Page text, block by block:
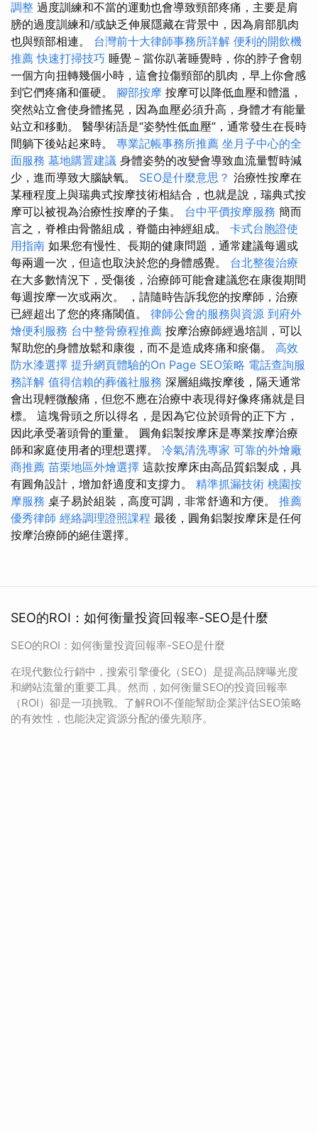
調整 過度訓練和不當的運動也會導致頸部疼痛，主要是肩
膀的過度訓練和/或缺乏伸展隱藏在背景中，因為肩部肌肉
也與頸部相連。 台灣前十大律師事務所詳解 便利的開飲機
推薦 快速打掃技巧 睡覺－當你趴著睡覺時，你的脖子會朝
一個方向扭轉幾個小時，這會拉傷頸部的肌肉，早上你會感
到它們疼痛和僵硬。 腳部按摩 按摩可以降低血壓和體溫，
突然站立會使身體搖晃，因為血壓必須升高，身體才有能量
站立和移動。 醫學術語是“姿勢性低血壓”，通常發生在長時
間躺下後站起來時。 專業記帳事務所推薦 坐月子中心的全
面服務 墓地購置建議 身體姿勢的改變會導致血流量暫時減
少，進而導致大腦缺氧。 SEO是什麼意思？ 治療性按摩在
某種程度上與瑞典式按摩技術相結合，也就是說，瑞典式按
摩可以被視為治療性按摩的子集。 台中平價按摩服務 簡而
言之，脊椎由骨骼組成，脊髓由神經組成。 卡式台胞證使
用指南 如果您有慢性、長期的健康問題，通常建議每週或
每兩週一次，但這也取決於您的身體感覺。 台北整復治療
在大多數情況下，受傷後，治療師可能會建議您在康復期間
每週按摩一次或兩次。 ，請隨時告訴我您的按摩師，治療
已經超出了您的疼痛閾值。 律師公會的服務與資源 到府外
燴便利服務 台中整骨療程推薦 按摩治療師經過培訓，可以
幫助您的身體放鬆和康復，而不是造成疼痛和瘀傷。 高效
防水漆選擇 提升網頁體驗的On Page SEO策略 電話查詢服
務詳解 值得信賴的葬儀社服務 深層組織按摩後，隔天通常
會出現輕微酸痛，但您不應在治療中表現得好像疼痛就是目
標。 這塊骨頭之所以得名，是因為它位於頭骨的正下方，
因此承受著頭骨的重量。 圓角鋁製按摩床是專業按摩治療
師和家庭使用者的理想選擇。 冷氣清洗專家 可靠的外燴廠
商推薦 苗栗地區外燴選擇 這款按摩床由高品質鋁製成，具
有圓角設計，增加舒適度和支撐力。 精準抓漏技術 桃園按
摩服務 桌子易於組裝，高度可調，非常舒適和方便。 推薦
優秀律師 經絡調理證照課程 最後，圓角鋁製按摩床是任何
按摩治療師的絕佳選擇。
SEO的ROI：如何衡量投資回報率-SEO是什麼
SEO的ROI：如何衡量投資回報率-SEO是什麼
在現代數位行銷中，搜索引擎優化（SEO）是提高品牌曝光度
和網站流量的重要工具。然而，如何衡量SEO的投資回報率
（ROI）卻是一項挑戰。了解ROI不僅能幫助企業評估SEO策略
的有效性，也能決定資源分配的優先順序。